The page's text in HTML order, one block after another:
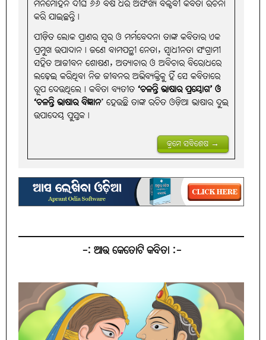
ମନମୋହନ ଦୀର୍ଘ ୬୬ ବର୍ଷ ଧରି ଅସଂଖ୍ୟ ବିଳ୍ପବୀ କବିତା ରଚନା
କରି ଯାଇଛନ୍ତି।
ପୀଡ଼ିତ ଲୋକ ପ୍ରାଣର ସ୍ବର ଓ ମର୍ମବେଦନା ତାଙ୍କ କବିତାର ଏକ
ପ୍ରମୁଖ ଉପାଦାନ। ଜଣେ ବାମପନ୍ଥୀ ନେତା, ସ୍ବାଧୀନତା ସଂଗ୍ରାମୀ
ସହିତ ଆଜୀବନ ଶୋଷଣ, ଅତ୍ୟାଚାର ଓ ଅବିଚାର ବିରୋଧରେ
ଲଢ଼େଇ କରିଥିବା ନିଜ ଜୀବନର ଅଭିବ୍ୟକ୍ତିକୁ ହିଁ ସେ କବିତାରେ
ରୂପ ଦେଉଥିଲେ। କବିତା ବ୍ୟତୀତ‘ଚଳନ୍ତି ଭାଷାର ପ୍ରୟୋଗ’ ଓ
‘ଚଳନ୍ତି ଭାଷାର ବିଜ୍ଞାନ’ ହେଉଛି ତାଙ୍କ ରଚିତ ଓଡ଼ିଆ ଭାଷାର ଦୁଇ
ଉପାଦେୟ ପୁସ୍ତକ।
କ୍ରମେ ସବିଶେଷ →
-: ଆଉ କେତୋଟି କବିତା :-